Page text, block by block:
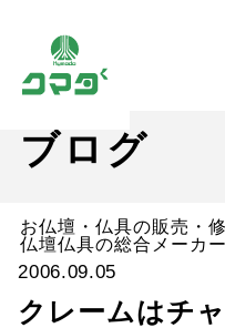
ブログ
お仏壇・仏具の販売・
仏壇仏具の総合メーカ
2006.09.05
クレームはチ